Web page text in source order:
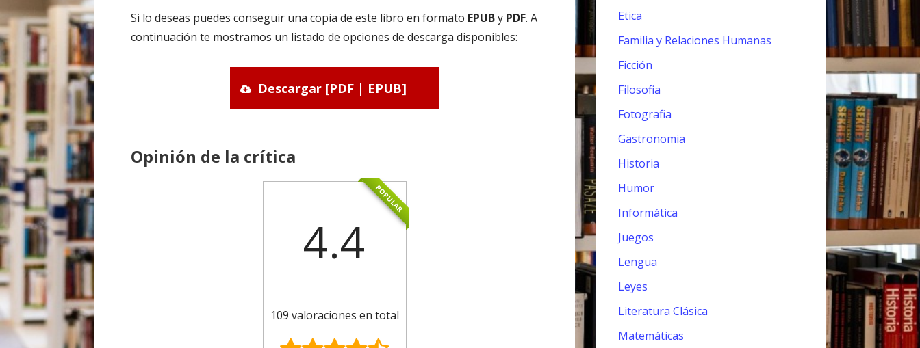
Si lo deseas puedes conseguir una copia de este libro en formato EPUBy PDF. A
continuación te mostramos un listado de opciones de descarga disponibles:
Descargar [PDF | EPUB]
Opinión de la crítica
POPULAR
4.4
109 valoraciones en total
Etica
Familia y Relaciones Humanas
Ficción
Filosofia
Fotografia
Gastronomia
Historia
Humor
Informática
Juegos
Lengua
Leyes
Literatura Clásica
Matemáticas